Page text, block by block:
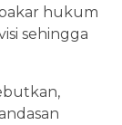
hukum
sehingga